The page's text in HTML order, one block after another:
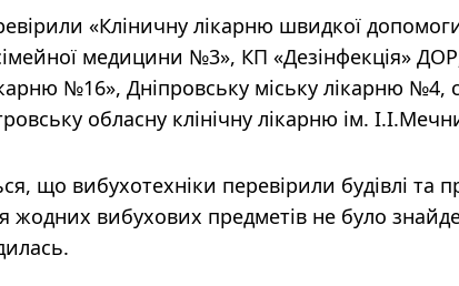
«Кліничну лікарню швидкої
медицини №3», КП «Дезінфекція»
№16», Дніпровську міську лікарню №4,
обласну клінічну лікарню ім.
що вибухотехніки перевірили будівлі та
жодних вибухових предметів не було